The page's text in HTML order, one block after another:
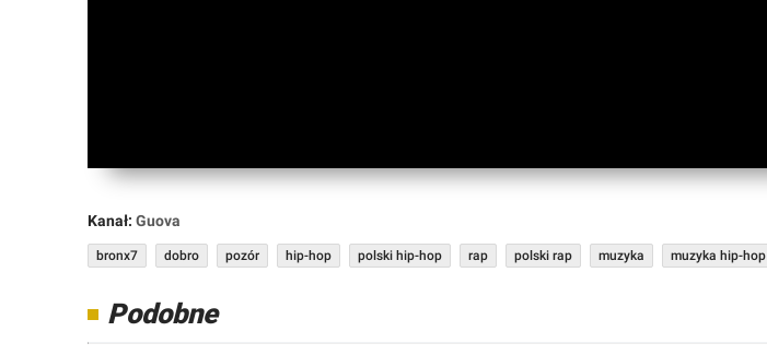
Kanał: Guova
bronx7 dobro pozór hip-hop polski hip-hop rap polski rap muzyka muzyka hip-hop
Podobne